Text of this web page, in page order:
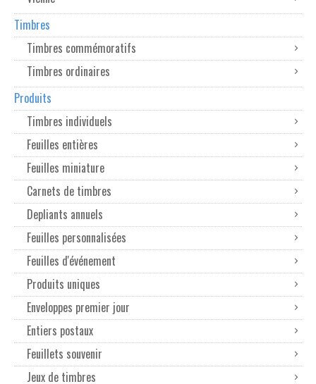
Timbres
Timbres commémoratifs
Timbres ordinaires
Produits
Timbres individuels
Feuilles entières
Feuilles miniature
Carnets de timbres
Depliants annuels
Feuilles personnalisées
Feuilles d'événement
Produits uniques
Enveloppes premier jour
Entiers postaux
Feuillets souvenir
Jeux de timbres